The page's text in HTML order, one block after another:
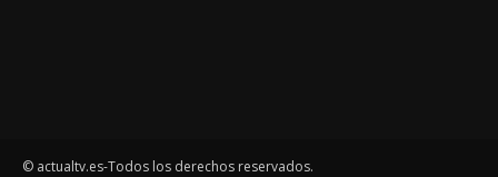
© actualtv.es-Todos los derechos reservados.